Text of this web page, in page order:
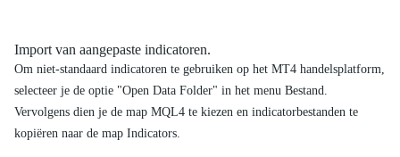
Import van aangepaste indicatoren.
Om niet-standaard indicatoren te gebruiken op het MT4 handelsplatform,
selecteer je de optie "Open Data Folder" in het menu Bestand.
Vervolgens dien je de map MQL4 te kiezen en indicatorbestanden te
kopiëren naar de map Indicators.